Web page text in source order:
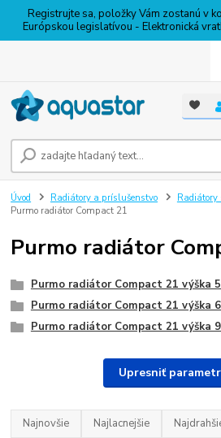
Registrujte sa, položky Vám zostanú v
Európskou legislatívou - Elektronická
Úvod Radiátory a príslušenstvo
Radiátory
Purmo radiátor Compact 21
Purmo radiátor
Purmo radiátor Compact 21 výška
Purmo radiátor Compact 21 výška
Purmo radiátor Compact 21 výška
Upresniť
Najnovšie Najlacnejšie